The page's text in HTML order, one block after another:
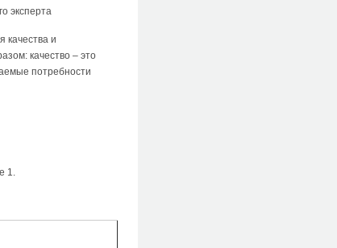
эксперта
качества и
качество – это
потребности
1.